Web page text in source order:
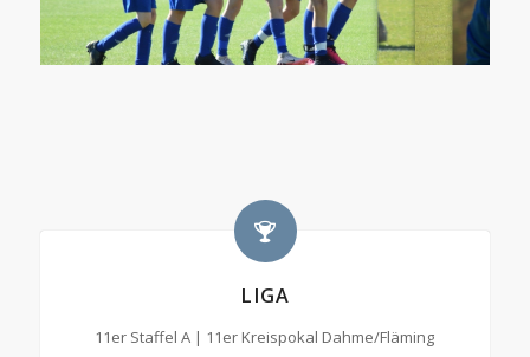
LIGA
11er Staffel A | 11er Kreispokal Dahme/Fläming